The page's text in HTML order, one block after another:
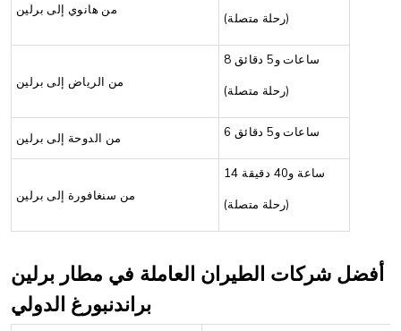
من هانوي إلى برلين
(رحلة متصلة)
من الرياض إلى برلين
8 ساعات و5 دقائق
(رحلة متصلة)
من الدوحة إلى برلين 6 ساعات و5 دقائق
من سنغافورة إلى برلين
14 ساعة و40 دقيقة
(رحلة متصلة)
أفضل شركات الطيران العاملة في مطار برلين
براندنبورغ الدولي